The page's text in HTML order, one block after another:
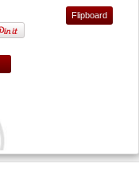
Flipboard